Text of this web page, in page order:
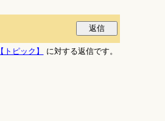
【トピック】 に対する返信です。